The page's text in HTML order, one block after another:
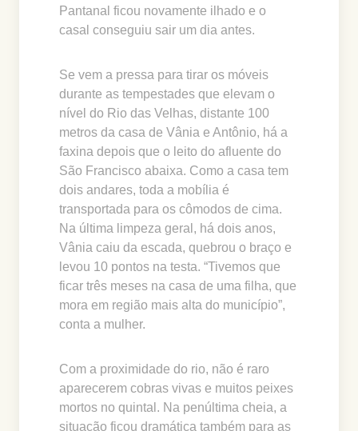
Pantanal ficou novamente ilhado e o
casal conseguiu sair um dia antes.
Se vem a pressa para tirar os móveis
durante as tempestades que elevam o
nível do Rio das Velhas, distante 100
metros da casa de Vânia e Antônio, há a
faxina depois que o leito do afluente do
São Francisco abaixa. Como a casa tem
dois andares, toda a mobília é
transportada para os cômodos de cima.
Na última limpeza geral, há dois anos,
Vânia caiu da escada, quebrou o braço e
levou 10 pontos na testa. “Tivemos que
ficar três meses na casa de uma filha, que
mora em região mais alta do município”,
conta a mulher.
Com a proximidade do rio, não é raro
aparecerem cobras vivas e muitos peixes
mortos no quintal. Na penúltima cheia, a
situação ficou dramática também para as